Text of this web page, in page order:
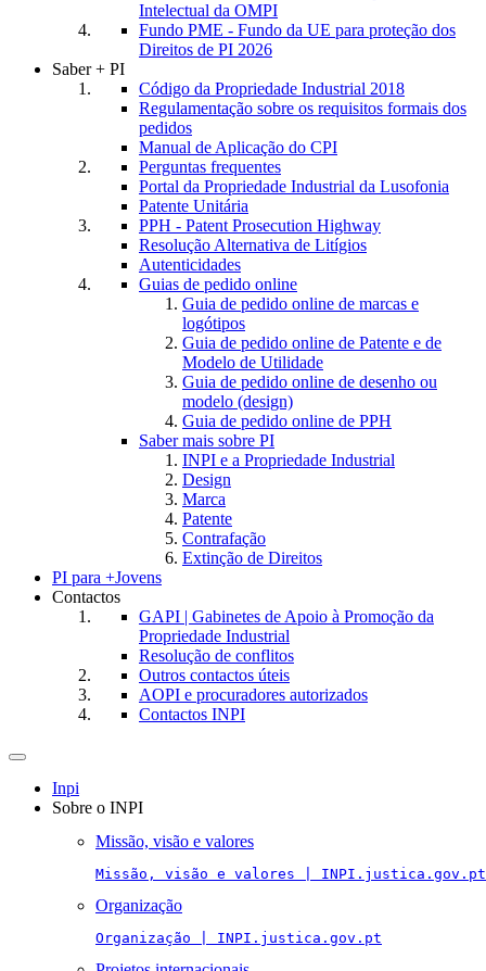
Intelectual da OMPI
Fundo PME - Fundo da UE para proteção dos
Direitos de PI 2026
Saber + PI
Código da Propriedade Industrial 2018
Regulamentação sobre os requisitos formais dos
pedidos
Manual de Aplicação do CPI
Perguntas frequentes
Portal da Propriedade Industrial da Lusofonia
Patente Unitária
PPH - Patent Prosecution Highway
Resolução Alternativa de Litígios
Autenticidades
Guias de pedido online
Guia de pedido online de marcas e
logótipos
Guia de pedido online de Patente e de
Modelo de Utilidade
Guia de pedido online de desenho ou
modelo (design)
Guia de pedido online de PPH
Saber mais sobre PI
INPI e a Propriedade Industrial
Design
Marca
Patente
Contrafação
Extinção de Direitos
PI para +Jovens
Contactos
GAPI | Gabinetes de Apoio à Promoção da
Propriedade Industrial
Resolução de conflitos
Outros contactos úteis
AOPI e procuradores autorizados
Contactos INPI
Toggle
navigation
Inpi
Sobre o INPI
Missão, visão e valores
Missão, visão e valores | INPI.justica.gov.pt
Organização
Organização | INPI.justica.gov.pt